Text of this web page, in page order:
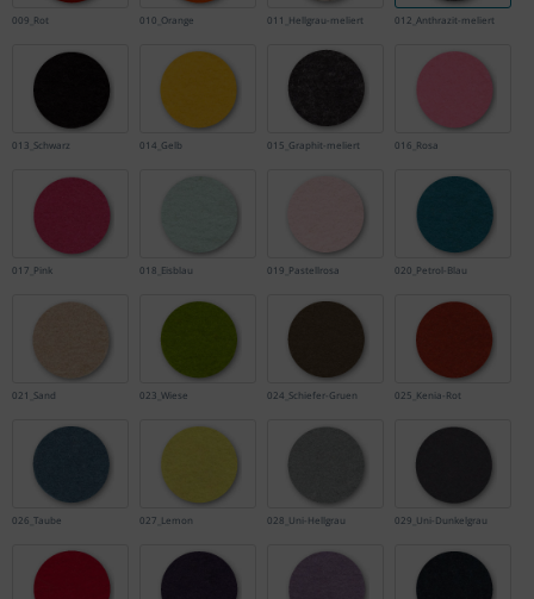
009_Rot 010_Orange 011_Hellgrau-meliert 012_Anthrazit-meliert
013_Schwarz 014_Gelb 015_Graphit-meliert 016_Rosa
017_Pink 018_Eisblau 019_Pastellrosa 020_Petrol-Blau
021_Sand 023_Wiese 024_Schiefer-Gruen 025_Kenia-Rot
026_Taube 027_Lemon 028_Uni-Hellgrau 029_Uni-Dunkelgrau